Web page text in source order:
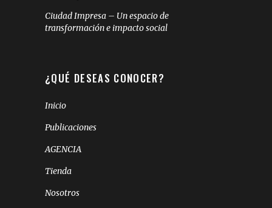
Ciudad Impresa – Un espacio de
transformación e impacto social
¿QUÉ DESEAS CONOCER?
Inicio
Publicaciones
AGENCIA
Tienda
Nosotros